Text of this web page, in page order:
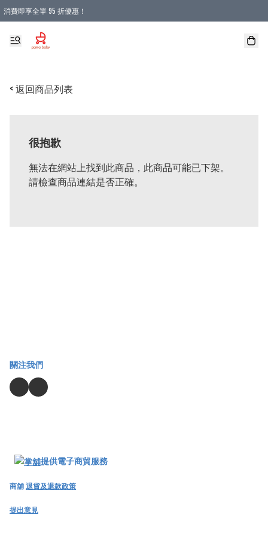
消費即享全單 95 折優惠！
購物滿 HKD 900.00即享免運費優惠！（適用於 本地送貨、本地取貨 )
< 返回商品列表
很抱歉
無法在網站上找到此商品，此商品可能已下架。
請檢查商品連結是否正確。
關注我們
提供電子商貿服務
商舖退貨及退款政策
提出意見